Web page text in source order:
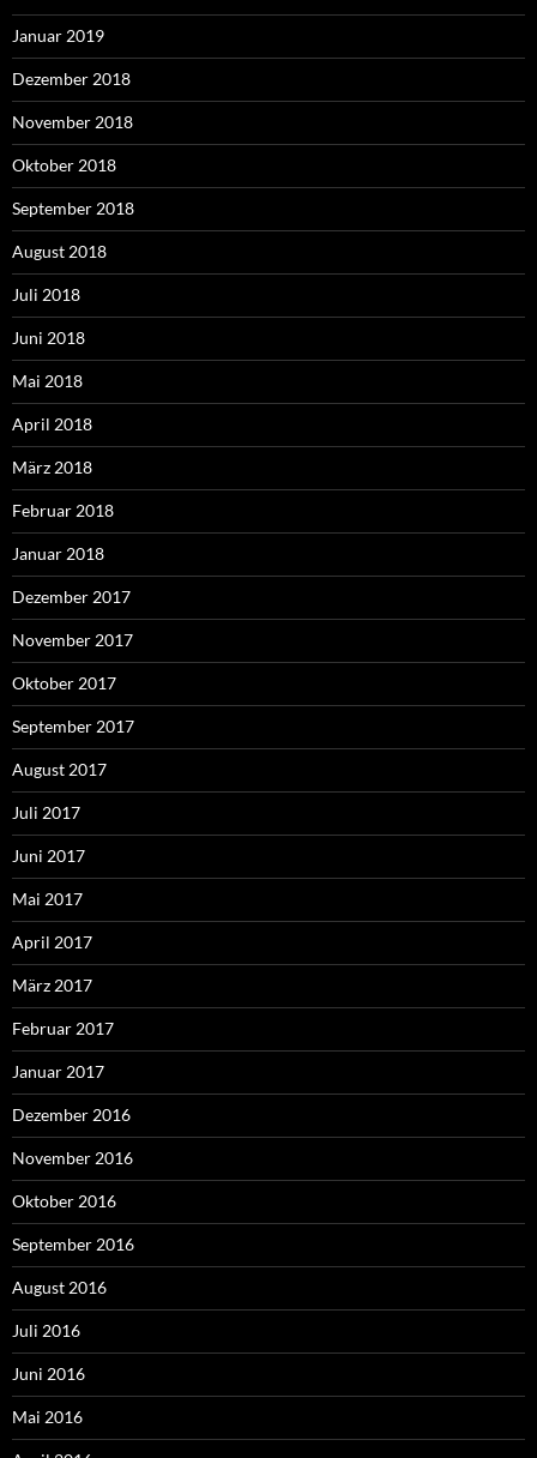
Januar 2019
Dezember 2018
November 2018
Oktober 2018
September 2018
August 2018
Juli 2018
Juni 2018
Mai 2018
April 2018
März 2018
Februar 2018
Januar 2018
Dezember 2017
November 2017
Oktober 2017
September 2017
August 2017
Juli 2017
Juni 2017
Mai 2017
April 2017
März 2017
Februar 2017
Januar 2017
Dezember 2016
November 2016
Oktober 2016
September 2016
August 2016
Juli 2016
Juni 2016
Mai 2016